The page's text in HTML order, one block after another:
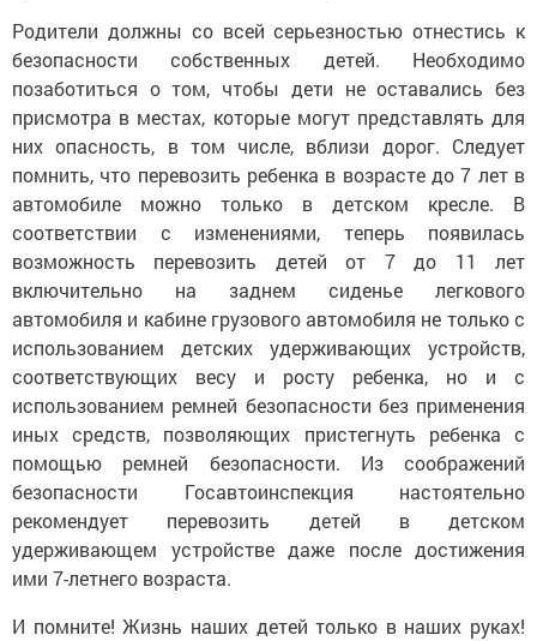
Родители должны со всей серьезностью отнестись к
безопасности собственных детей. Необходимо
позаботиться о том, чтобы дети не оставались без
присмотра в местах, которые могут представлять для
них опасность, в том числе, вблизи дорог. Следует
помнить, что перевозить ребенка в возрасте до 7 лет в
автомобиле можно только в детском кресле. В
соответствии с изменениями, теперь появилась
возможность перевозить детей от 7 до 11 лет
включительно на заднем сиденье легкового
автомобиля и кабине грузового автомобиля не только с
использованием детских удерживающих устройств,
соответствующих весу и росту ребенка, но и с
использованием ремней безопасности без применения
иных средств, позволяющих пристегнуть ребенка с
помощью ремней безопасности. Из соображений
безопасности Госавтоинспекция настоятельно
рекомендует перевозить детей в детском
удерживающем устройстве даже после достижения
ими 7-летнего возраста.
И помните! Жизнь наших детей только в наших руках!